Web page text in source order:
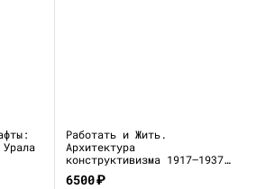
Работать и Жить.
Архитектура
конструктивизма 1917—1937
(каталог выставки)
6500₽